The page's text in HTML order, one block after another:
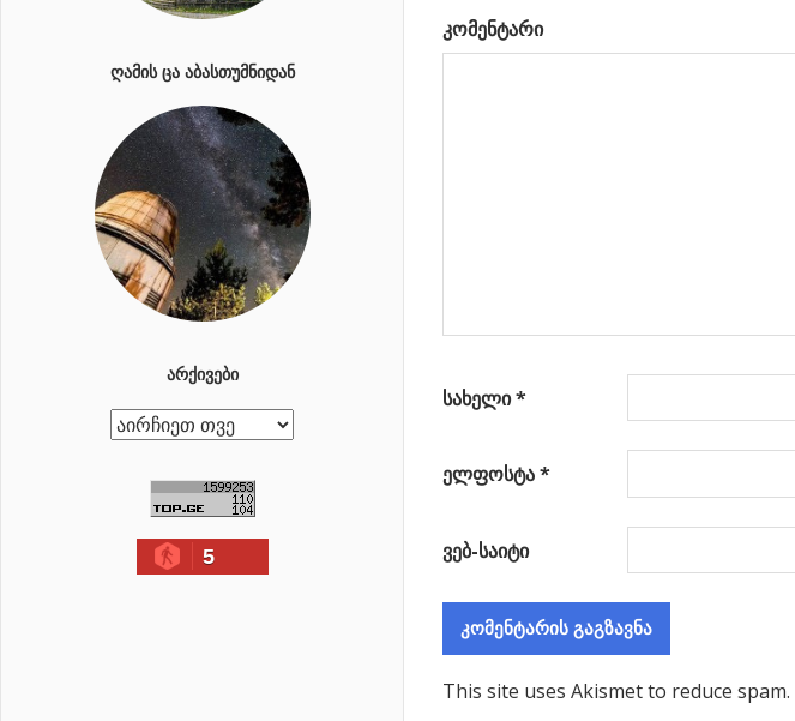
პოსტის
Previous
Post:
მხიარული
კომენტარი
სახელი*
ელფოსტა*
ვებ-საიტი
This site uses Akismet to reduce spam.
ᲦᲐᲛᲘᲡ ᲪᲐ ᲐᲑᲐᲡᲗᲣᲛᲜᲘᲓᲐᲜ
ᲐᲠᲥᲘᲕᲔᲑᲘ
ა
5